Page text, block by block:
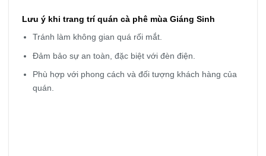
Lưu ý khi trang trí quán cà phê mùa Giáng Sinh
Tránh làm không gian quá rối mắt.
Đảm bảo sự an toàn, đặc biệt với đèn điện.
Phù hợp với phong cách và đối tượng khách hàng của
quán.